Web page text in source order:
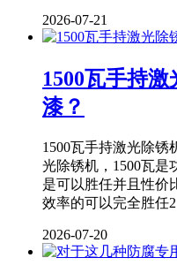
2026-07-21
1500瓦手持
漆？
1500瓦手持激光除锈
光除锈机，1500瓦是
是可以胜任并且性价
效率的可以完全胜任
2026-07-20